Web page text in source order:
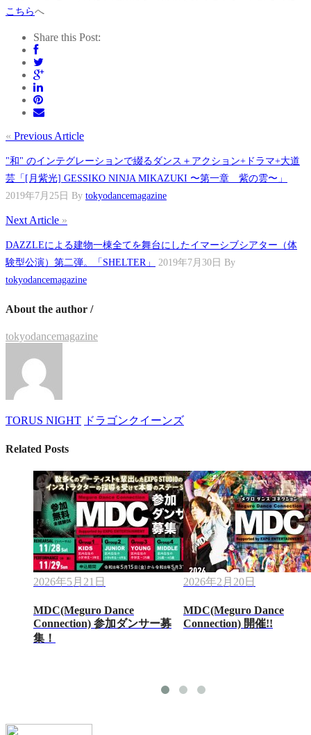
こちらへ
Share this Post:
« Previous Article
"和" のインテグレーションで綴るダンス＋アクション+ドラマ+大道
芸「[月紫光] GESSIKO NINJA MIKAZUKI 〜第一章 紫の雲〜」
2019年7月25日 By tokyodancemagazine
Next Article »
DAZZLEによる建物一棟全てを舞台にしたイマーシブシアター（体
験型公演）第二弾。「SHELTER」
2019年7月30日 By
tokyodancemagazine
About the author /
tokyodancemagazine
TORUS NIGHT ドラゴンクイーンズ
Related Posts
2026年5月21日
MDC(Meguro Dance
Connection) 参加ダンサー募
集！
2026年2月20日
MDC(Meguro Dance
Connection) 開催!!